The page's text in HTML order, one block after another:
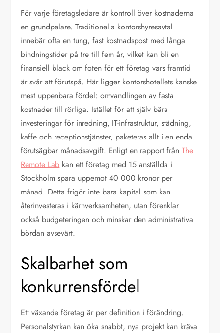
För varje företagsledare är kontroll över kostnaderna
en grundpelare. Traditionella kontorshyresavtal
innebär ofta en tung, fast kostnadspost med långa
bindningstider på tre till fem år, vilket kan bli en
finansiell black om foten för ett företag vars framtid
är svår att förutspå. Här ligger kontorshotellets kanske
mest uppenbara fördel: omvandlingen av fasta
kostnader till rörliga. Istället för att själv bära
investeringar för inredning, IT-infrastruktur, städning,
kaffe och receptionstjänster, paketeras allt i en enda,
förutsägbar månadsavgift. Enligt en rapport frånThe
Remote Lab kan ett företag med 15 anställda i
Stockholm spara uppemot 40 000 kronor per
månad. Detta frigör inte bara kapital som kan
återinvesteras i kärnverksamheten, utan förenklar
också budgeteringen och minskar den administrativa
bördan avsevärt.
Skalbarhet som
konkurrensfördel
Ett växande företag är per definition i förändring.
Personalstyrkan kan öka snabbt, nya projekt kan kräva